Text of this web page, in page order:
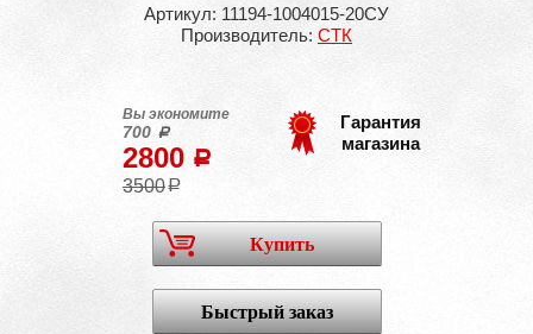
Артикул: 11194-1004015-20CУ
Производитель: СТК
Вы экономите
700 a
2800 a
3500a
Гарантия
магазина
Купить
Быстрый заказ